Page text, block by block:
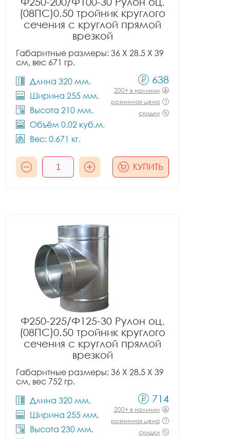
(08ПС)0.50 тройник круглого
сечения с круглой прямой
врезкой
Габаритные размеры: 36 X 28.5 X 39
см, вес 671 гр.
Длина 320 мм.
Ширина 255 мм.
Высота 210 мм.
Объём 0.02 куб.м.
Вес: 0.671 кг.
638
200+ в наличии
розничная цена
скидки
КУПИТЬ
Ф250-225/Ф125-30 Рулон оц.
(08ПС)0.50 тройник круглого
сечения с круглой прямой
врезкой
Габаритные размеры: 36 X 28.5 X 39
см, вес 752 гр.
Длина 320 мм.
Ширина 255 мм.
Высота 230 мм.
714
200+ в наличии
розничная цена
скидки